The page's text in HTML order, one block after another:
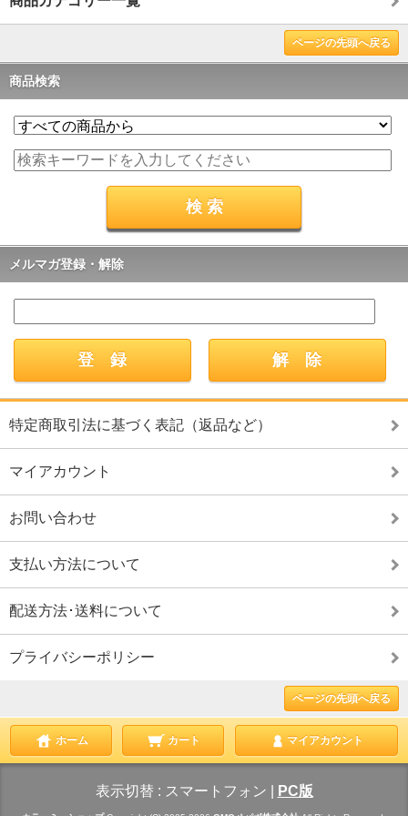
ページの先頭へ戻る
商品検索
メルマガ登録・解除
特定商取引法に基づく表記（返品など）
マイアカウント
お問い合わせ
支払い方法について
配送方法･送料について
プライバシーポリシー
ページの先頭へ戻る
ホーム カート マイアカウント
表示切替 : スマートフォン PC版